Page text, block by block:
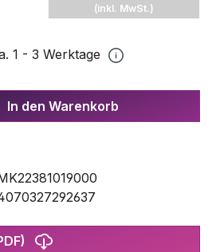
(inkl. MwSt.)
1 - 3 Werktage
gewünschten Wert
In den Warenkorb